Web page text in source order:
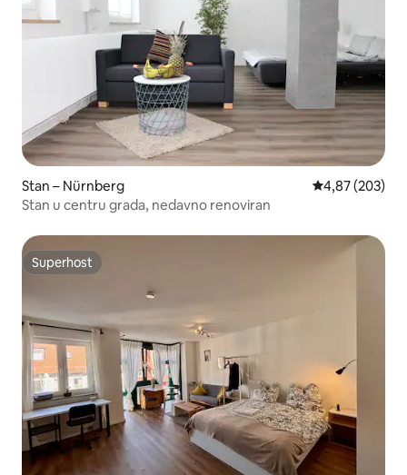
Stan – Nürnberg Prosječna
4,87 (203)
Stan u centru grada, nedavno renoviran
Superhost
Superhost